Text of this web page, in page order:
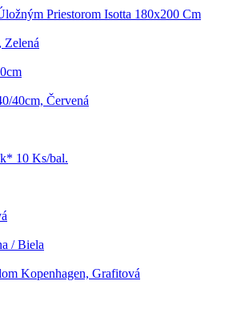
Priestorom Isotta 180x200 Cm
Zelená
40cm, Červená
10 Ks/bal.
/ Biela
Kopenhagen, Grafitová